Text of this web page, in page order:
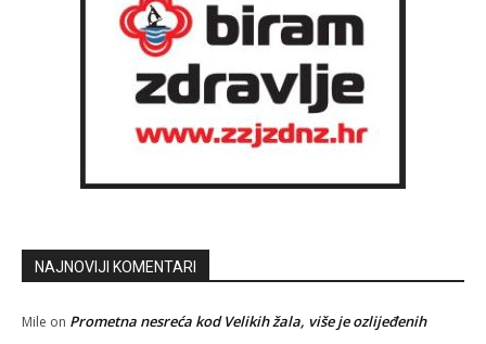
NAJNOVIJI KOMENTARI
Mile on Prometna nesreća kod Velikih žala, više je ozlijeđenih